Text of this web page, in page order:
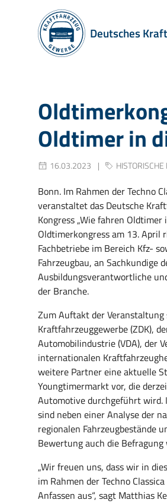
Deutsches
Oldtimer in
16.03.2023
Bonn. Im Rahmen der Techno
veranstaltet das Deutsche
Kongress „Wie fahren Oldtimer
Oldtimerkongress am 13. April
Fachbetriebe im Bereich Kfz-
Fahrzeugbau, an Sachkundige
Ausbildungsverantwortliche
der Branche.
Zum Auftakt der Veranstaltung
Kraftfahrzeuggewerbe (ZDK),
Automobilindustrie (VDA), der
internationalen
weitere Partner eine aktuelle
Youngtimermarkt vor, die
Automotive durchgeführt wird.
sind neben einer Analyse der
regionalen Fahrzeugbestände
Bewertung auch die
„Wir freuen uns, dass wir in
im Rahmen der Techno
Anfassen aus“, sagt Matthias